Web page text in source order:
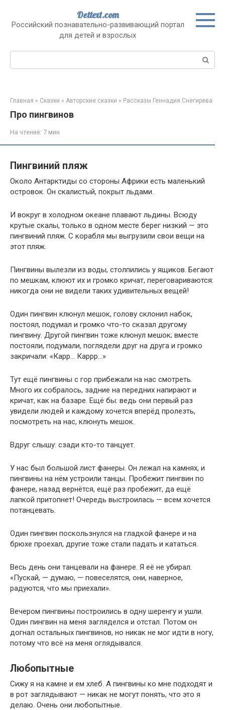
контенту
Dettext.com
Российский познавательно-развивающий портал
для детей и взрослых
Поиск:
Главная » Сказки » Авторские сказки » Рассказы Геннадия Снегирева
Про пингвинов
На чтение: 7 мин
Пингвиний пляж
Около Антарктиды со стороны Африки есть маленький
островок. Он скалистый, покрыт льдами.
И вокруг в холодном океане плавают льдины. Всюду
крутые скалы, только в одном месте берег низкий — это
пингвиний пляж. С корабля мы выгрузили свои вещи на
этот пляж.
Пингвины вылезли из воды, столпились у ящиков. Бегают
по мешкам, клюют их и громко кричат, переговариваются:
никогда они не видели таких удивительных вещей!
Один пингвин клюнул мешок, голову склонил набок,
постоял, подумал и громко что-то сказал другому
пингвину. Другой пингвин тоже клюнул мешок; вместе
постояли, подумали, поглядели друг на друга и громко
закричали: «Карр… Каррр…»
Тут ещё пингвины с гор прибежали на нас смотреть.
Много их собралось, задние на передних напирают и
кричат, как на базаре. Ещё бы: ведь они первый раз
увидели людей и каждому хочется вперёд пролезть,
посмотреть на нас, клюнуть мешок.
Вдруг слышу: сзади кто-то танцует.
У нас был большой лист фанеры. Он лежал на камнях, и
пингвины на нём устроили танцы. Пробежит пингвин по
фанере, назад вернётся, ещё раз пробежит, да ещё
лапкой притопнет! Очередь выстроилась — всем хочется
потанцевать.
Один пингвин поскользнулся на гладкой фанере и на
брюхе проехал, другие тоже стали падать и кататься.
Весь день они танцевали на фанере. Я её не убирал.
«Пускай, — думаю, — повеселятся, они, наверное,
радуются, что мы приехали».
Вечером пингвины построились в одну шеренгу и ушли.
Один пингвин на меня загляделся и отстал. Потом он
догнал остальных пингвинов, но никак не мог идти в ногу,
потому что всё на меня оглядывался.
Любопытные
Сижу я на камне и ем хлеб. А пингвины ко мне подходят и
в рот заглядывают — никак не могут понять, что это я
делаю. Очень они любопытные.